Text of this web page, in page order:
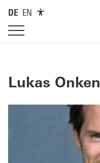
DE EN
Lukas Onken